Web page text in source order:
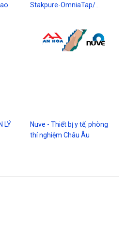
Stakpure-OmniaTap/…
LÝ
Nuve - Thiết bị y tế, phòng
thí nghiệm Châu Âu